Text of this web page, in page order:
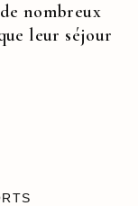
nombreux
leur séjour